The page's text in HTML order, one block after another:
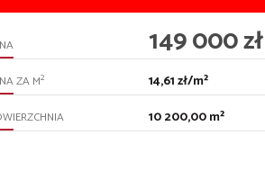
149 000 zł
ZA M2 14,61 zł/m²
10 200,00 m²